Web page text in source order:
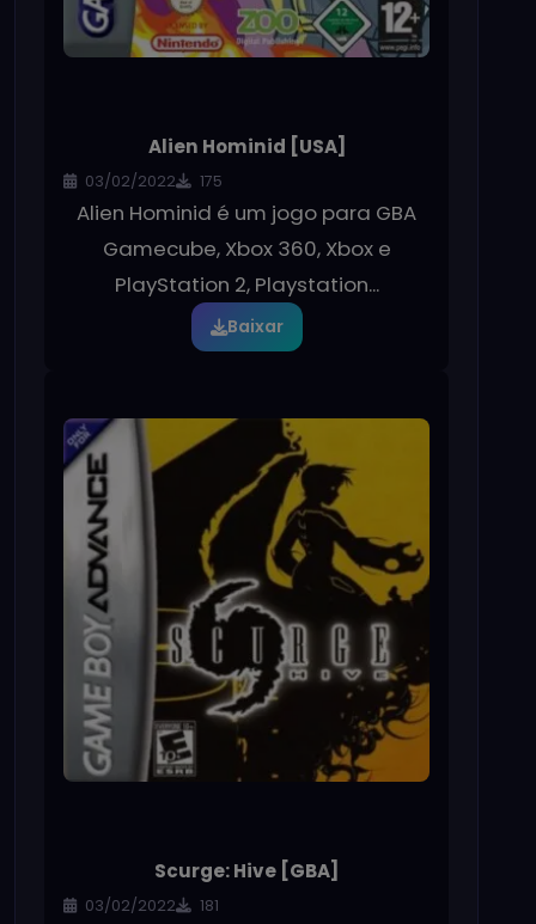
Alien Hominid [USA]
03/02/2022 175
Alien Hominid é um jogo para GBA
Gamecube, Xbox 360, Xbox e
PlayStation 2, Playstation...
Baixar
Scurge: Hive [GBA]
03/02/2022 181